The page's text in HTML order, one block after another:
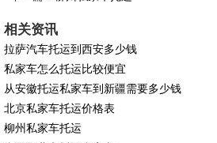
相关资讯
拉萨汽车托运到西安多少钱
私家车怎么托运比较便宜
从安徽托运私家车到新疆需要多少钱
北京私家车托运价格表
柳州私家车托运